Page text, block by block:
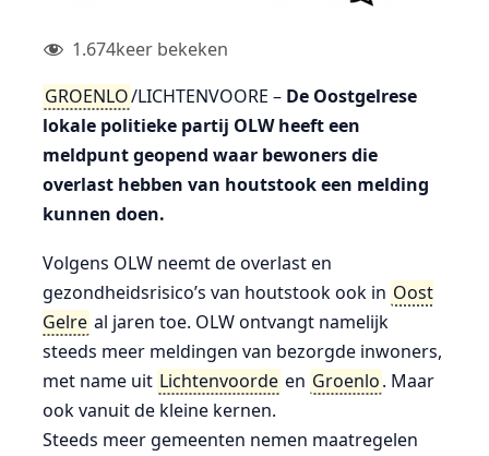
1.674keer bekeken
GROENLO/LICHTENVOORE – De Oostgelrese
lokale politieke partij OLW heeft een
meldpunt geopend waar bewoners die
overlast hebben van houtstook een melding
kunnen doen.
Volgens OLW neemt de overlast en
gezondheidsrisico’s van houtstook ook in Oost
Gelre al jaren toe. OLW ontvangt namelijk
steeds meer meldingen van bezorgde inwoners,
met name uit Lichtenvoorde en Groenlo. Maar
ook vanuit de kleine kernen.
Steeds meer gemeenten nemen maatregelen